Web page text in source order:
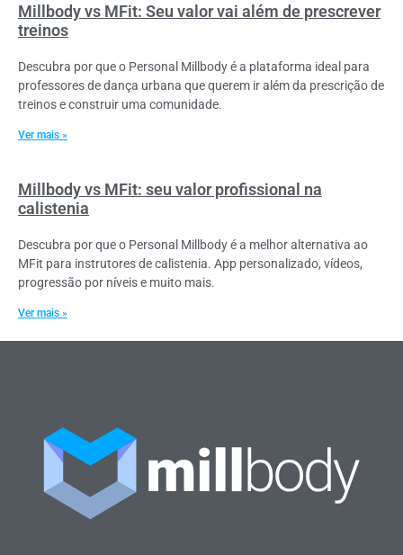
Millbody vs MFit: Seu valor vai além de prescrever
treinos
Descubra por que o Personal Millbody é a plataforma ideal para
professores de dança urbana que querem ir além da prescrição de
treinos e construir uma comunidade.
Ver mais »
Millbody vs MFit: seu valor profissional na
calistenia
Descubra por que o Personal Millbody é a melhor alternativa ao
MFit para instrutores de calistenia. App personalizado, vídeos,
progressão por níveis e muito mais.
Ver mais »